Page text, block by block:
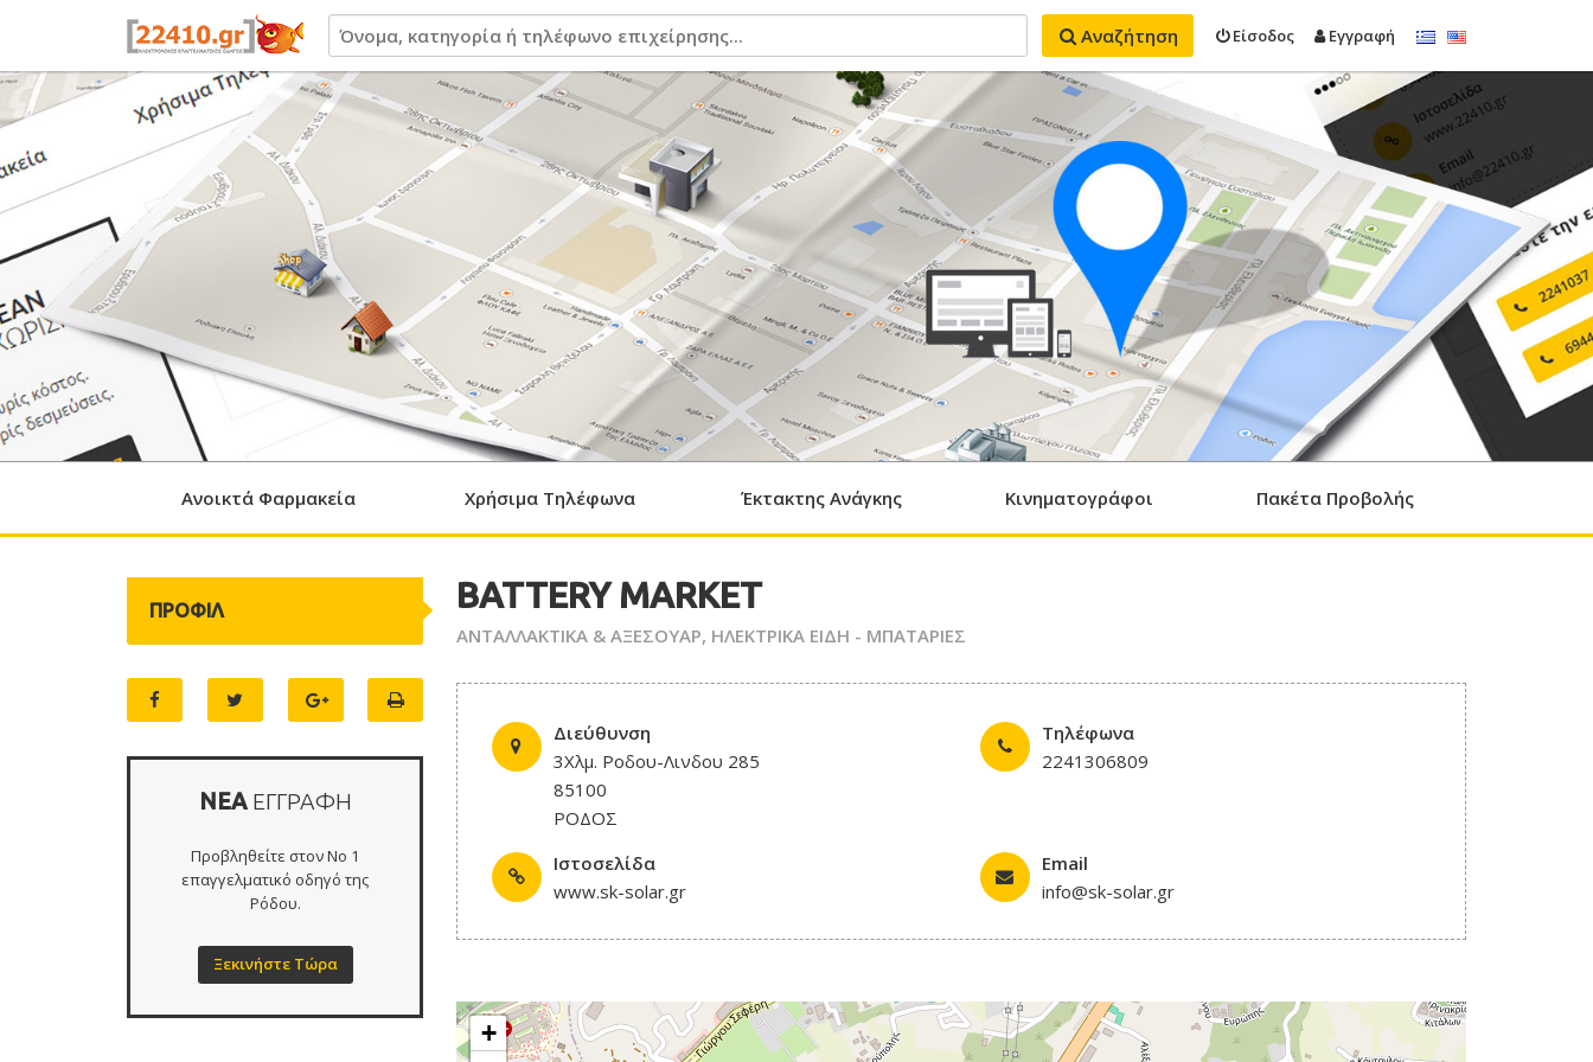
22410.gr
Εγγραφή
Είσοδος
Αναζήτηση
Ανοικτά Φαρμακεία Χρήσιμα Τηλέφωνα Έκτακτης Ανάγκης Κινηματογράφοι Πακέτα Προβολής
BATTERY MARKET
ΑΝΤΑΛΛΑΚΤΙΚΑ & ΑΞΕΣΟΥΑΡ, ΗΛΕΚΤΡΙΚΑ ΕΙΔΗ - ΜΠΑΤΑΡΙΕΣ
Διεύθυνση
3Χλμ. Ροδου-Λινδου 285
85100
ΡΟΔΟΣ
Τηλέφωνα
2241306809
Ιστοσελίδα
www.sk-solar.gr
Email
info@sk-solar.gr
+
ΠΡΟΦΙΛ
ΝΕΑ ΕΓΓΡΑΦΗ
Προβληθείτε στον Νο 1
επαγγελματικό οδηγό της
Ρόδου.
Ξεκινήστε Τώρα